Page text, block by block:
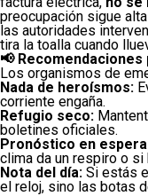
preocupación sigue
las autoridades
tira la toalla cuando
📢
Los organismos de
Nada de heroísmos:
corriente engaña.
Refugio seco:
boletines oficiales.
Pronóstico en
clima da un respiro o si
Nota del día: Si estás
el reloj, sino las botas